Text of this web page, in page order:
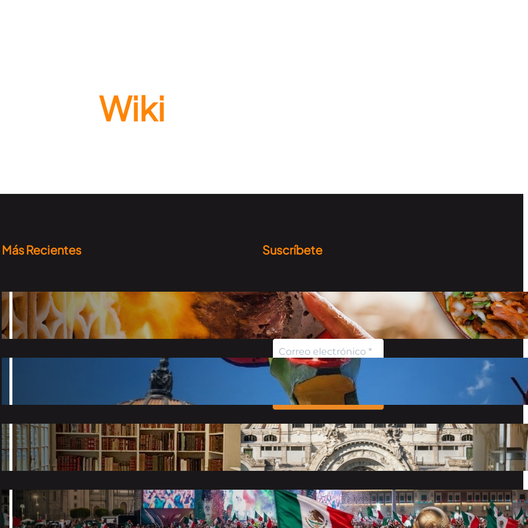
Wiki
Más Recientes
Top taquerías que tienes que probar en la
CDMX
2026-06-24
El Desfile de Alebrijes Monumentales 2026 ya
7 Museos bonitos en la CDMX para tomar
fotografías
2026-06-09
Planes para junio 2026 en la CDMX
2026-06-02
Suscríbete
Recibe información sobre
los destinos, curiosidades y
más…
No enviamos spam Lee
nuestro
aviso de
privacidadpara más
información.